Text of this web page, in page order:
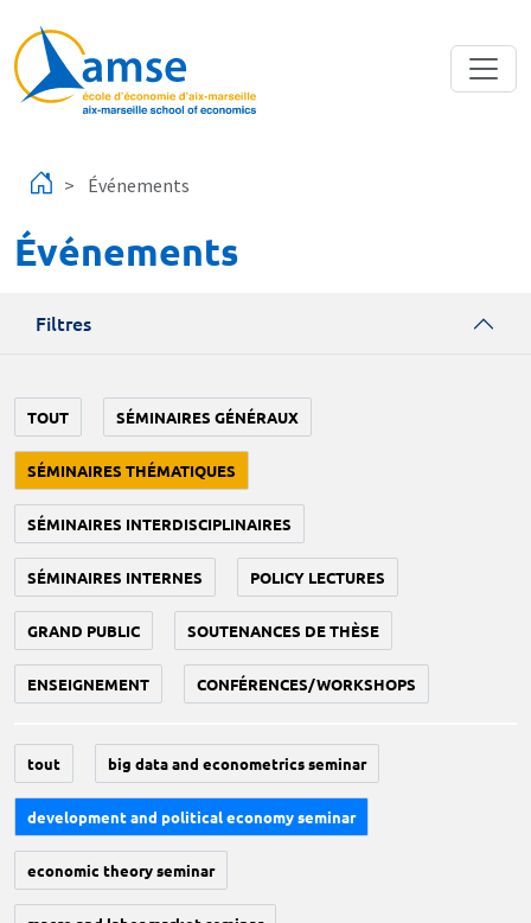
Événements
Événements
Filtres
TOUT SÉMINAIRES GÉNÉRAUX
SÉMINAIRES THÉMATIQUES
SÉMINAIRES INTERDISCIPLINAIRES
SÉMINAIRES INTERNES POLICY LECTURES
GRAND PUBLIC SOUTENANCES DE THÈSE
ENSEIGNEMENT CONFÉRENCES/WORKSHOPS
tout big data and econometrics seminar
development and political economy seminar
economic theory seminar